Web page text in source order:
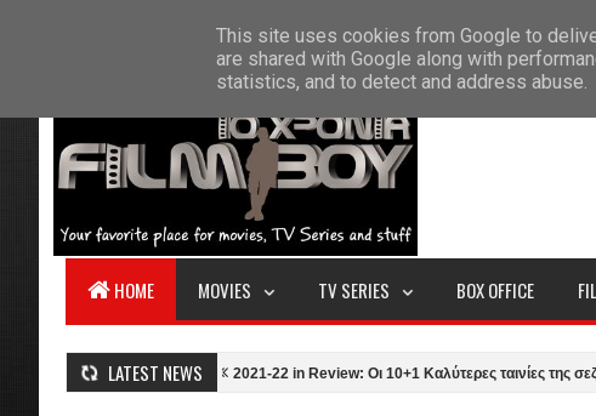
HOME ABOUT US CONTACT SITEMAP
HOME MOVIES TV SERIES BOX OFFICE
LATEST NEWS
Northman (2022) 2021-22 in Review: Οι 10+1 Καλύτερες ταινίες της σεζόν από
This site uses cookies from Google to
are shared with Google along with
statistics, and to detect and address abuse.